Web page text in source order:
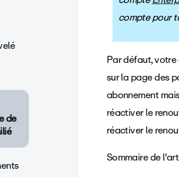
de
compte pour
Par défaut,
sur la page des
abonnement
réactiver le
réactiver le
Sommaire de